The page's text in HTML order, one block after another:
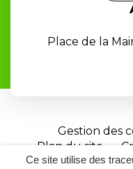
Ce site utilise des
Place de la
Gestion des
Plan du site